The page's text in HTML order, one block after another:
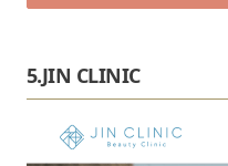
5.JIN CLINIC